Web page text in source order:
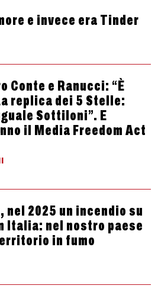
e invece era Tinder
Conte e Ranucci: “È
replica dei 5 Stelle:
Sottiloni”. E
il Media Freedom Act
nel 2025 un incendio su
Italia: nel nostro paese
in fumo